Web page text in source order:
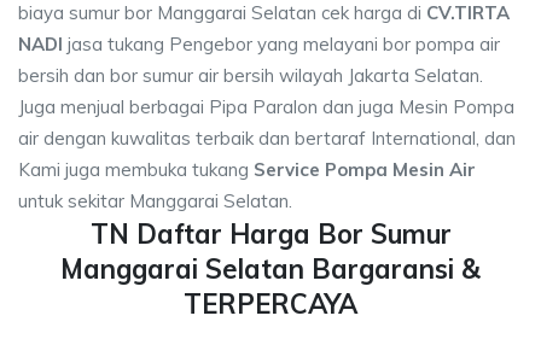
biaya sumur bor Manggarai Selatan cek harga di CV.TIRTA
NADI jasa tukang Pengebor yang melayani bor pompa air
bersih dan bor sumur air bersih wilayah Jakarta Selatan.
Juga menjual berbagai Pipa Paralon dan juga Mesin Pompa
air dengan kuwalitas terbaik dan bertaraf International, dan
Kami juga membuka tukang Service Pompa Mesin Air
untuk sekitar Manggarai Selatan.
TN Daftar Harga Bor Sumur
Manggarai Selatan Bargaransi &
TERPERCAYA